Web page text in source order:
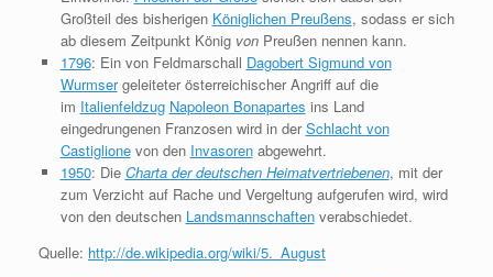
Großteil des bisherigen Königlichen Preußens, sodass er sich
ab diesem Zeitpunkt König von Preußen nennen kann.
1796: Ein von Feldmarschall Dagobert Sigmund von
Wurmsergeleiteter österreichischer Angriff auf die
im Italienfeldzug Napoleon Bonapartes ins Land
eingedrungenen Franzosen wird in derSchlacht von
Castiglionevon den Invasorenabgewehrt.
1950: Die Charta der deutschen Heimatvertriebenen, mit der
zum Verzicht auf Rache und Vergeltung aufgerufen wird, wird
von den deutschen Landsmannschaftenverabschiedet.
Quelle: http://de.wikipedia.org/wiki/5._August